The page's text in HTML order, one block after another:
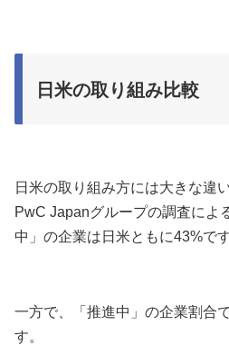
日米の取り組み比較
日米の取り組み方には大きな違
PwC Japanグループの調査によ
中」の企業は日米ともに43%です
一方で、「推進中」の企業割合
す。